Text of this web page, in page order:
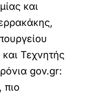
και
Τεχνητής
gov.gr:
πιο